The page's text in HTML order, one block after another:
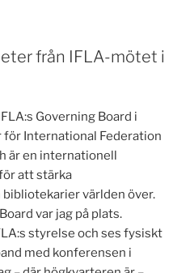
från IFLA-mötet i
Governing Board i
för International Federation
är en internationell
att stärka
världen över.
var jag på plats.
styrelse och ses fysiskt
med konferensen i